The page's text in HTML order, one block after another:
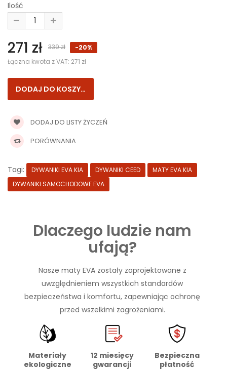
Ilość
271 zł 339 zł
-20%
Łączna kwota z VAT: 271 zł
DODAJ DO LISTY ŻYCZEŃ
PORÓWNANIA
Tagi: DYWANIKI EVA KIA DYWANIKI CEED
MATY EVA KIA
DYWANIKI SAMOCHODOWE EVA
Dlaczego ludzie nam
ufają?
Nasze maty EVA zostały zaprojektowane z
uwzględnieniem wszystkich standardów
bezpieczeństwa i komfortu, zapewniając ochronę
przed wszelkimi zagrożeniami.
Materiały
ekologiczne
12 miesięcy
gwarancji
Bezpieczna
płatność